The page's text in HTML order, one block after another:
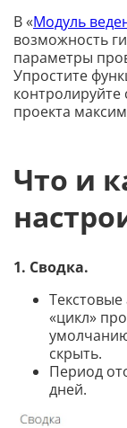
В «Модуль
возможность
параметры
Упростите
контролируйте
проекта
Что и
1. Сводка.
«цикл»
скрыть.
Период
дней.